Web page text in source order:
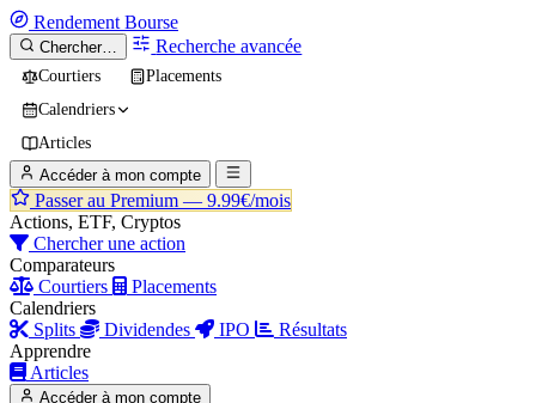
Rendement Bourse
Chercher… Recherche avancée
Courtiers
Placements
Calendriers
Articles
Accéder à mon compte
Passer au Premium — 9.99€/mois
Actions, ETF, Cryptos
Chercher une action
Comparateurs
Courtiers
Placements
Calendriers
Splits
Dividendes IPO
Résultats
Apprendre
Articles
Accéder à mon compte